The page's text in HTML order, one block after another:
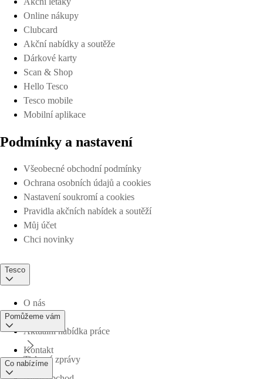
Online nákupy
Clubcard
Akční nabídky a soutěže
Dárkové karty
Scan & Shop
Hello Tesco
Tesco mobile
Mobilní aplikace
Podmínky a nastavení
Všeobecné obchodní podmínky
Ochrana osobních údajů a cookies
Nastavení soukromí a cookies
Pravidla akčních nabídek a soutěží
Můj účet
Chci novinky
Tesco
O nás
Aktuální nabídka práce
Tiskové zprávy
Pomůžeme vám
Kontakt
Co nabízíme